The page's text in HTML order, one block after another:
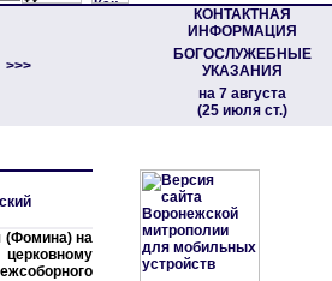
КОНТАКТНАЯ
ИНФОРМАЦИЯ
БОГОСЛУЖЕБНЫЕ
УКАЗАНИЯ
на 7 августа
(25 июля ст.)
>>>
(Фомина) на